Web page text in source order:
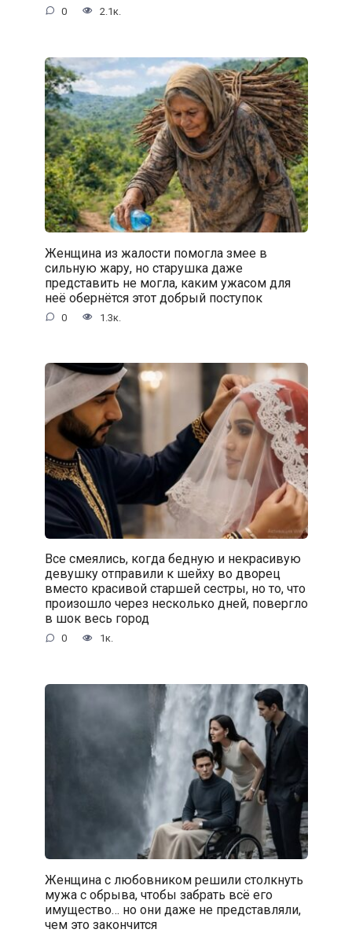
0 2.1к.
Женщина из жалости помогла змее в
сильную жару, но старушка даже
представить не могла, каким ужасом для
неё обернётся этот добрый поступок
0 1.3к.
Все смеялись, когда бедную и некрасивую
девушку отправили к шейху во дворец
вместо красивой старшей сестры, но то, что
произошло через несколько дней, повергло
в шок весь город
0 1к.
Женщина с любовником решили столкнуть
мужа с обрыва, чтобы забрать всё его
имущество… но они даже не представляли,
чем это закончится